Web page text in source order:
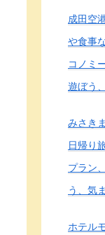
成田空
や食事
コノミ
遊ぼう
みさき
日帰り
プラン
う、気
ホテル